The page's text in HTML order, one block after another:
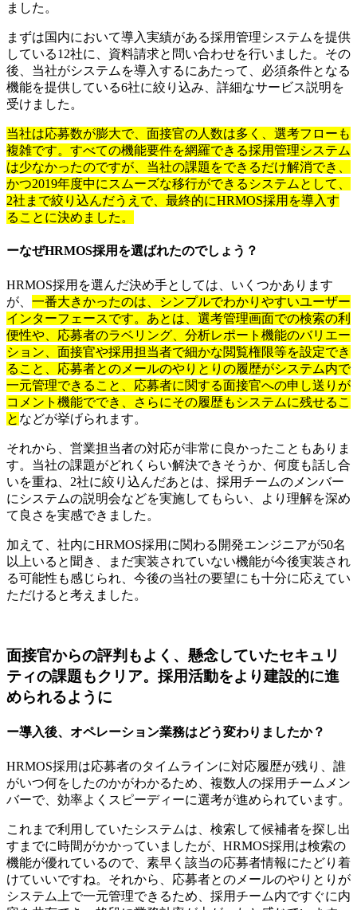
ました。
まずは国内において導入実績がある採用管理システムを提供
している12社に、資料請求と問い合わせを行いました。その
後、当社がシステムを導入するにあたって、必須条件となる
機能を提供している6社に絞り込み、詳細なサービス説明を
受けました。
当社は応募数が膨大で、面接官の人数は多く、選考フローも
複雑です。すべての機能要件を網羅できる採用管理システム
は少なかったのですが、当社の課題をできるだけ解消でき、
かつ2019年度中にスムーズな移行ができるシステムとして、
2社まで絞り込んだうえで、最終的にHRMOS採用を導入す
ることに決めました。
ーなぜHRMOS採用を選ばれたのでしょう？
HRMOS採用を選んだ決め手としては、いくつかあります
が、 一番大きかったのは、シンプルでわかりやすいユーザー
インターフェースです。あとは、選考管理画面での検索の利
便性や、応募者のラベリング、分析レポート機能のバリエー
ション、面接官や採用担当者で細かな閲覧権限等を設定でき
ること、応募者とのメールのやりとりの履歴がシステム内で
一元管理できること、応募者に関する面接官への申し送りが
コメント機能ででき、さらにその履歴もシステムに残せるこ
と などが挙げられます。
それから、営業担当者の対応が非常に良かったこともありま
す。当社の課題がどれくらい解決できそうか、何度も話し合
いを重ね、2社に絞り込んだあとは、採用チームのメンバー
にシステムの説明会などを実施してもらい、より理解を深め
て良さを実感できました。
加えて、社内にHRMOS採用に関わる開発エンジニアが50名
以上いると聞き、まだ実装されていない機能が今後実装され
る可能性も感じられ、今後の当社の要望にも十分に応えてい
ただけると考えました。
面接官からの評判もよく、懸念していたセキュリ
ティの課題もクリア。採用活動をより建設的に進
められるように
ー導入後、オペレーション業務はどう変わりましたか？
HRMOS採用は応募者のタイムラインに対応履歴が残り、誰
がいつ何をしたのかがわかるため、複数人の採用チームメン
バーで、効率よくスピーディーに選考が進められています。
これまで利用していたシステムは、検索して候補者を探し出
すまでに時間がかかっていましたが、HRMOS採用は検索の
機能が優れているので、素早く該当の応募者情報にたどり着
けていいですね。それから、応募者とのメールのやりとりが
システム上で一元管理できるため、採用チーム内ですぐに内